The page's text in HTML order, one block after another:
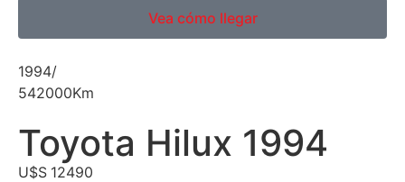
Vea cómo llegar
1994/
542000Km
Toyota Hilux 1994
U$S 12490